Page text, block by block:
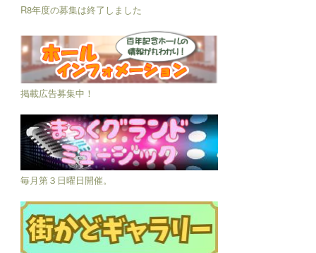
R8年度の募集は終了しました
掲載広告募集中！
毎月第３日曜日開催。